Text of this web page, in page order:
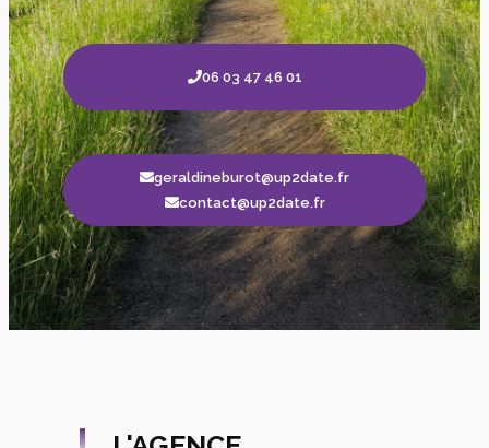
06 03 47 46 01
geraldineburot@up2date.fr
contact@up2date.fr